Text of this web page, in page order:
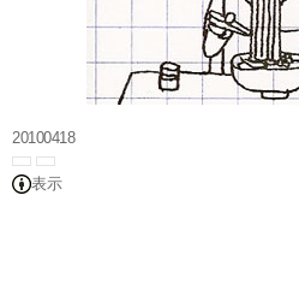
20100418
表示